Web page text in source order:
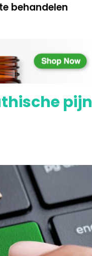
in je lichaam blijft
effectief’
pijn